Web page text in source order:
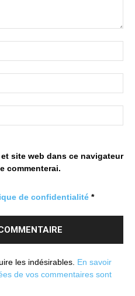
site web dans ce navigateur
commenterai.
de confidentialité *
les indésirables. En savoir
de vos commentaires sont